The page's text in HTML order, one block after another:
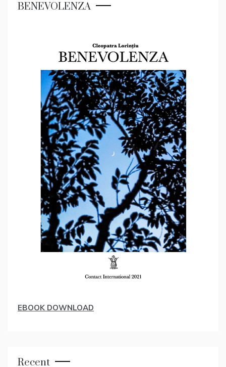
BENEVOLENZA
EBOOK DOWNLOAD
Recent